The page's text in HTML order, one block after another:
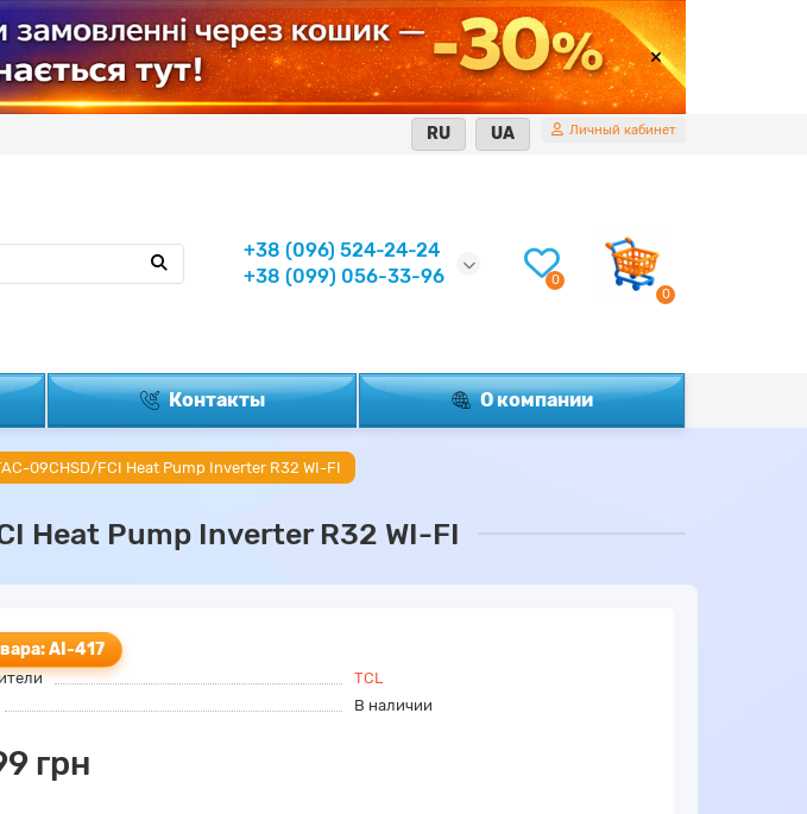
RU UA Личный кабинет
+38 (096) 524-24-24
+38 (099) 056-33-96
0
0
Контакты О компании
09CHSD/FCI Heat Pump Inverter R32 WI-FI
Heat Pump Inverter R32 WI-FI
AI-417
TCL
В наличии
грн